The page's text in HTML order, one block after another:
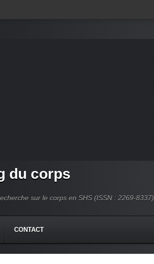
du corps
sur le corps en SHS (ISSN : 2269-8337)
CONTACT